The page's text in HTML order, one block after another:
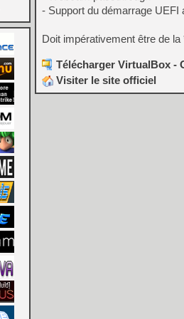
- Support du démarrage UEFI
Doit impérativement être de
Télécharger VirtualBox -
Visiter le site officiel